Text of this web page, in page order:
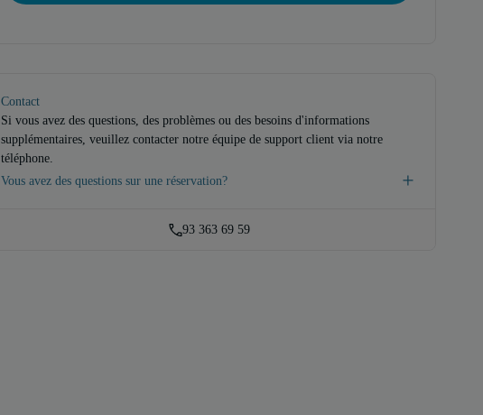
Contact
Si vous avez des questions, des problèmes ou des besoins d'informations
supplémentaires, veuillez contacter notre équipe de support client via notre
téléphone.
Vous avez des questions sur une réservation?
93 363 69 59